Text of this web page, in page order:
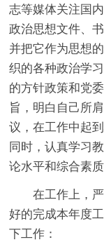
志等媒体关注国
政治思想文件、
并把它作为思想
织的各种政治学
的方针政策和党
旨，明白自己所
议，在工作中起
同时，认真学习
论水平和综合素质
在工作上，
好的完成本年度
下工作：